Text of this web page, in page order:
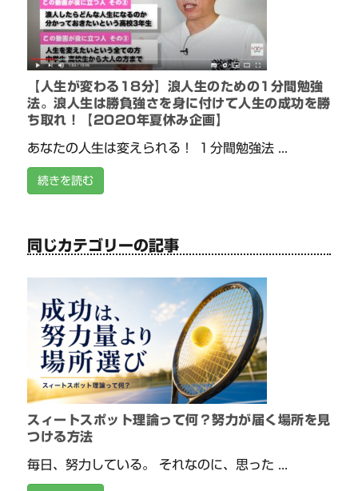
【人生が変わる18分】浪人生のための1分間勉強
法。浪人生は勝負強さを身に付けて人生の成功を勝
ち取れ！【2020年夏休み企画】
あなたの人生は変えられる！ １分間勉強法 ...
続きを読む
同じカテゴリーの記事
スィートスポット理論って何？努力が届く場所を見
つける方法
毎日、努力している。 それなのに、思った ...